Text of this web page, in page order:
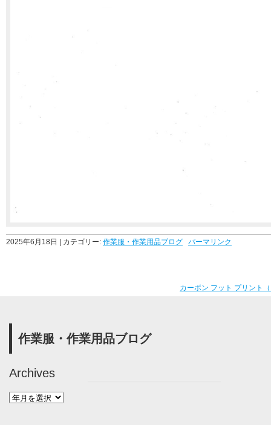
2025年6月18日 | カテゴリー: 作業服・作業用品ブログ パーマリンク
カーボン フット プリント
作業服・作業用品ブログ
Archives